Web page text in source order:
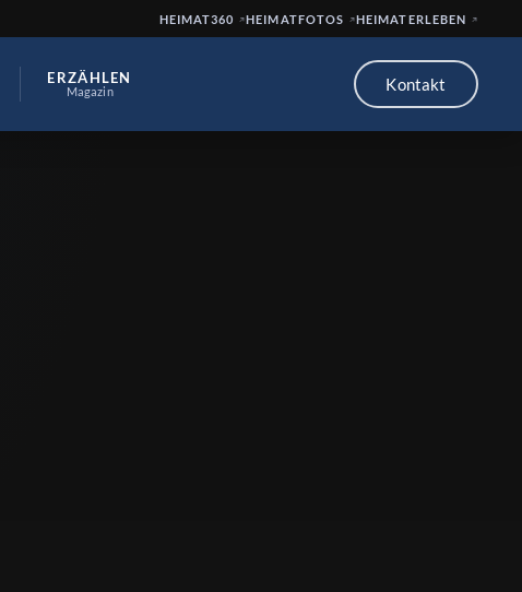
HEIMAT360 HEIMATFOTOS HEIMATERLEBEN
ERZÄHLEN
Magazin Kontakt